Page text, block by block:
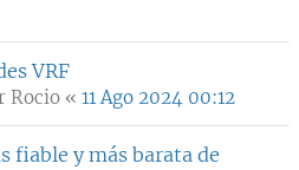
VRF
Rocio « 11 Ago 2024 00:12
fiable y más barata de